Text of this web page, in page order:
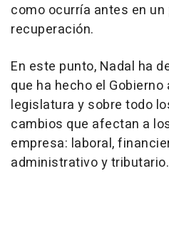
como ocurría antes en un
recuperación.
En este punto, Nadal ha
que ha hecho el Gobierno
legislatura y sobre todo
cambios que afectan a
empresa: laboral,
administrativo y tributario.